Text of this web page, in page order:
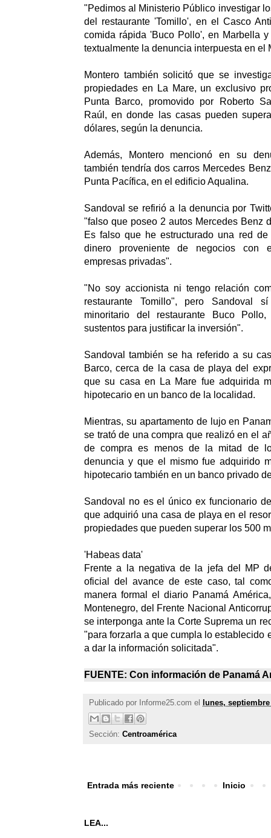
"Pedimos al Ministerio Público investigar
del restaurante 'Tomillo', en el Casco
comida rápida 'Buco Pollo', en Marbella
textualmente la denuncia interpuesta en el
Montero también solicitó que se
propiedades en La Mare, un exclusivo
Punta Barco, promovido por Roberto
Raúl, en donde las casas pueden
dólares, según la denuncia.
Además, Montero mencionó en su
también tendría dos carros Mercedes
Punta Pacífica, en el edificio Aqualina.
Sandoval se refirió a la denuncia por
"falso que poseo 2 autos Mercedes Benz
Es falso que he estructurado una red
dinero proveniente de negocios con
empresas privadas".
"No soy accionista ni tengo relación
restaurante Tomillo", pero Sandoval
minoritario del restaurante Buco
sustentos para justificar la inversión".
Sandoval también se ha referido a su
Barco, cerca de la casa de playa del
que su casa en La Mare fue adquirida
hipotecario en un banco de la localidad.
Mientras, su apartamento de lujo en
se trató de una compra que realizó en el
de compra es menos de la mitad de
denuncia y que el mismo fue adquirido
hipotecario también en un banco privado
Sandoval no es el único ex funcionario
que adquirió una casa de playa en el
propiedades que pueden superar los 500
'Habeas data'
Frente a la negativa de la jefa del MP
oficial del avance de este caso, tal
manera formal el diario Panamá
Montenegro, del Frente Nacional
se interponga ante la Corte Suprema un
"para forzarla a que cumpla lo establecido
a dar la información solicitada".
FUENTE: Con información de Panamá
Publicado por Informe25.com el lunes, septiembre
Sección: Centroamérica
Entrada más reciente Inicio
LEA...